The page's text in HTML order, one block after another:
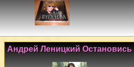
Андрей Леницкий Остановись